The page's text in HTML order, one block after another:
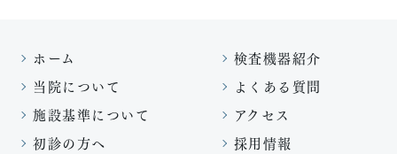
ホーム
当院について
施設基準について
初診の方へ
検査機器紹介
よくある質問
アクセス
採用情報